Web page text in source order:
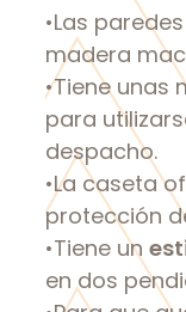
•Las
madera
•Tiene unas
para
despacho.
•La caseta
protección
•Tiene un
en dos